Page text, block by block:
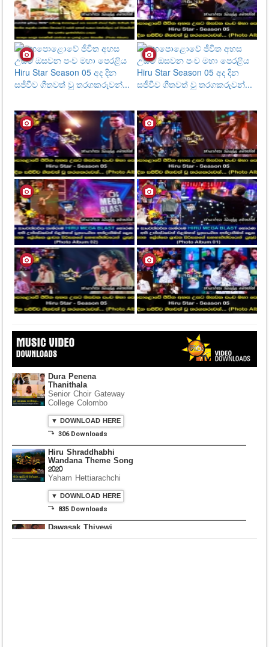
Dura Penena
Thanithala
Senior Choir Gateway
College Colombo
▼ DOWNLOAD HERE
⤵ 306 Downloads
Hiru Shraddhabhi
Wandana Theme Song
2020
Yaham Hettiarachchi
▼ DOWNLOAD HERE
⤵ 835 Downloads
Dawasak Thiyewi